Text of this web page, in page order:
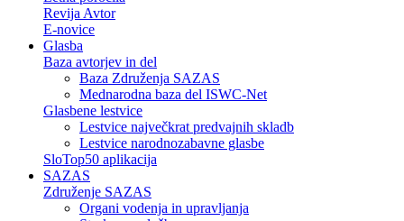
Revija Avtor
E-novice
Glasba
Baza avtorjev in del
Baza Združenja SAZAS
Mednarodna baza del ISWC-Net
Glasbene lestvice
Lestvice največkrat predvajnih skladb
Lestvice narodnozabavne glasbe
SloTop50 aplikacija
SAZAS
Združenje SAZAS
Organi vodenja in upravljanja